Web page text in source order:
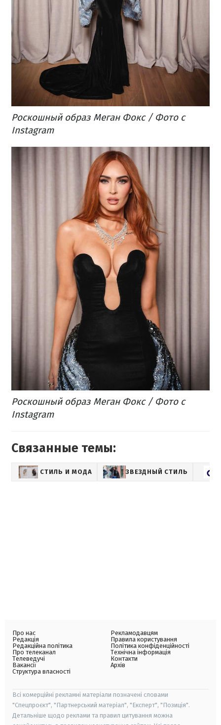
Роскошный образ Меган Фокс / Фото с
Instagram
Роскошный образ Меган Фокс / Фото с
Instagram
Связанные темы:
СТИЛЬ И МОДА ЗВЕЗДНЫЙ СТИЛЬ
Про нас
Редакція
Редакційна політика
Про телеканал
Телеведучі
Вакансії
Структура власності
Рекламодавцям
Правила користування
Політика конфіденційності
Технічна інформація
Контакти
Архів
Всі комерційні рекламні матеріали позначені словами
"Спецпроєкт", "Партнерський матеріал", "Експерт", "Позиція".
Детальніше щодо реклами та правил цитування можна